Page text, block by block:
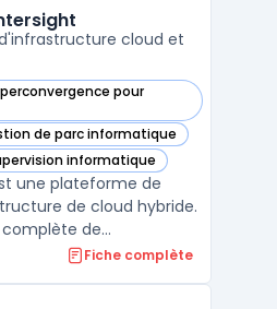
privée ou sur site. La
...
cloud et
pour
dans cette catégorie
de parc informatique
dans cette catégorie
informatique
dans cette catégorie
une plateforme de
de cloud hybride.
de
aux utilisateurs
Fiche complète